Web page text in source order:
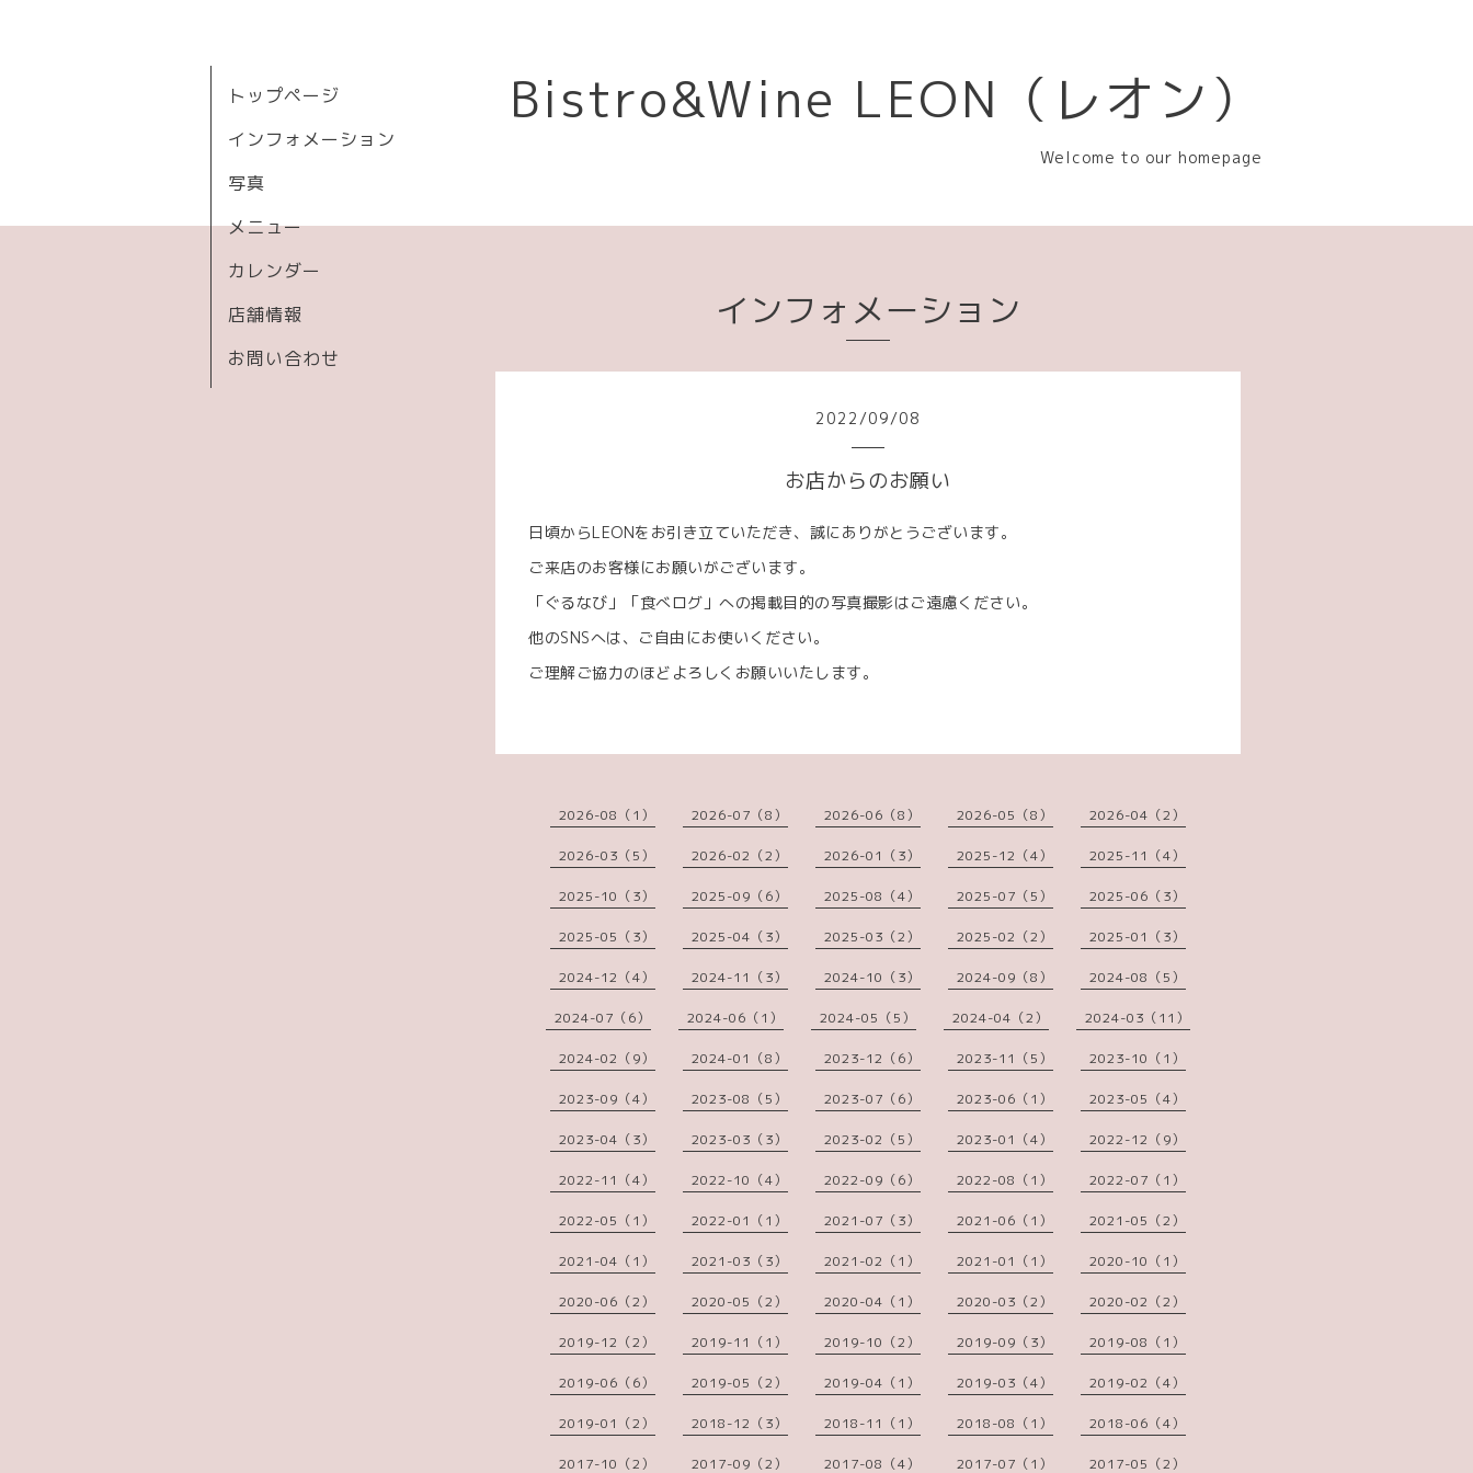
Bistro&Wine LEON（レオン）
Welcome to our homepage
トップページ
インフォメーション
写真
メニュー
カレンダー
店舗情報
お問い合わせ
インフォメーション
2022 /09/08
お店からのお願い
日頃からLEONをお引き立ていただき、誠にありがとうございます。
ご来店のお客様にお願いがございます。
「ぐるなび」「食べログ」への掲載目的の写真撮影はご遠慮ください。
他のSNSへは、ご自由にお使いください。
ご理解ご協力のほどよろしくお願いいたします。
2026-08（1） 2026-07（8） 2026-06（8） 2026-05（8） 2026-04（2）
2026-03（5） 2026-02（2） 2026-01（3） 2025-12（4） 2025-11（4）
2025-10（3） 2025-09（6） 2025-08（4） 2025-07（5） 2025-06（3）
2025-05（3） 2025-04（3） 2025-03（2） 2025-02（2） 2025-01（3）
2024-12（4） 2024-11（3） 2024-10（3） 2024-09（8） 2024-08（5）
2024-07（6） 2024-06（1） 2024-05（5） 2024-04（2） 2024-03（11）
2024-02（9） 2024-01（8） 2023-12（6） 2023-11（5） 2023-10（1）
2023-09（4） 2023-08（5） 2023-07（6） 2023-06（1） 2023-05（4）
2023-04（3） 2023-03（3） 2023-02（5） 2023-01（4） 2022-12（9）
2022-11（4） 2022-10（4） 2022-09（6） 2022-08（1） 2022-07（1）
2022-05（1） 2022-01（1） 2021-07（3） 2021-06（1） 2021-05（2）
2021-04（1） 2021-03（3） 2021-02（1） 2021-01（1） 2020-10（1）
2020-06（2） 2020-05（2） 2020-04（1） 2020-03（2） 2020-02（2）
2019-12（2） 2019-11（1） 2019-10（2） 2019-09（3） 2019-08（1）
2019-06（6） 2019-05（2） 2019-04（1） 2019-03（4） 2019-02（4）
2019-01（2） 2018-12（3） 2018-11（1） 2018-08（1） 2018-06（4）
2017-10（2） 2017-09（2） 2017-08（4） 2017-07（1） 2017-05（2）